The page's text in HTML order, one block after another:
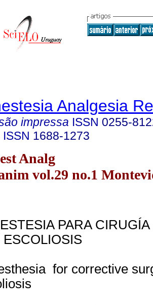
Analgesia
impressa ISSN 0255-
ISSN 1688-1273
Analg
vol.29 no.1
PARA
ESCOLIOSIS
for corrective